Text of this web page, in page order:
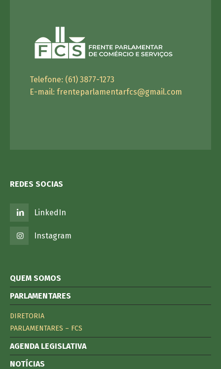
Telefone: (61) 3877-1273
E-mail: frenteparlamentarfcs@gmail.com
REDES SOCIAS
LinkedIn
Instagram
QUEM SOMOS
PARLAMENTARES
DIRETORIA
PARLAMENTARES – FCS
AGENDA LEGISLATIVA
NOTÍCIAS